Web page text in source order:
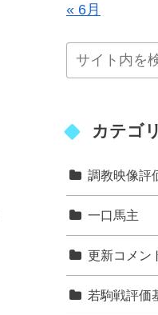
« 6月
カテゴ
調教映像評
一口馬主
更新コメン
若駒戦評価